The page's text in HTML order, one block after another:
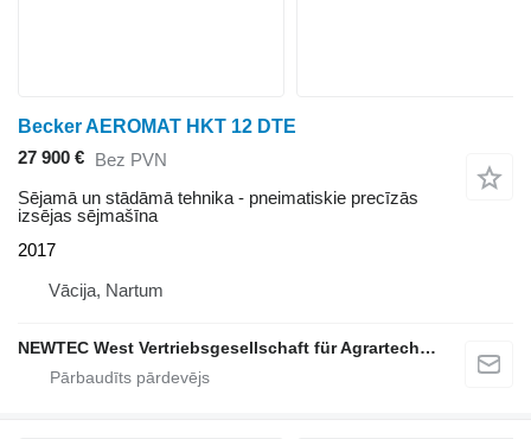
Becker AEROMAT HKT 12 DTE
27 900 € Bez PVN
Sējamā un stādāmā tehnika - pneimatiskie precīzās
izsējas sējmašīna
2017
Vācija, Nartum
NEWTEC West Vertriebsgesellschaft für Agrartechnik mbH